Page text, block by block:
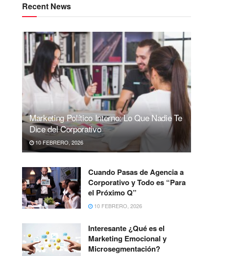
Recent News
Marketing Político Interno: Lo Que Nadie Te
Dice del Corporativo
10 FEBRERO, 2026
Cuando Pasas de Agencia a
Corporativo y Todo es “Para
el Próximo Q”
10 FEBRERO, 2026
Interesante ¿Qué es el
Marketing Emocional y
Microsegmentación?